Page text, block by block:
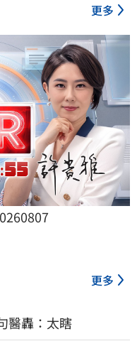
更多
更多
醫轟：太瞎